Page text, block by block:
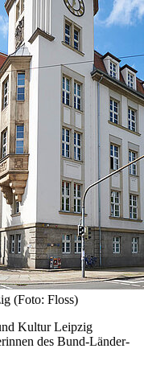
(Foto: Floss)
Kultur Leipzig
des Bund-Länder-